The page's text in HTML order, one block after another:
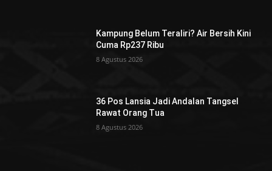
Kampung Belum Teraliri? Air Bersih Kini
Cuma Rp237 Ribu
8 Agustus 2026
36 Pos Lansia Jadi Andalan Tangsel
Rawat Orang Tua
8 Agustus 2026